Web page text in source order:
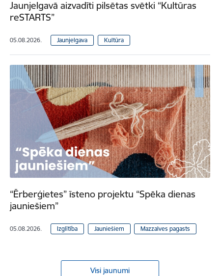
Jaunjelgavā aizvadīti pilsētas svētki “Kultūras
reSTARTS”
05.08.2026. Jaunjelgava Kultūra
“Ērberģietes” īsteno projektu “Spēka dienas
jauniešiem”
05.08.2026. Izglītība Jauniešiem Mazzalves pagasts
Visi jaunumi